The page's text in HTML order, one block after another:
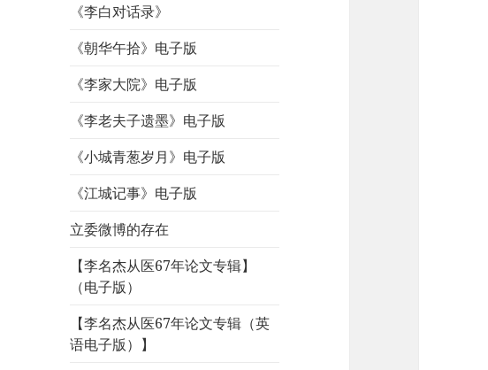
《李白对话录》
《朝华午拾》电子版
《李家大院》电子版
《李老夫子遗墨》电子版
《小城青葱岁月》电子版
《江城记事》电子版
立委微博的存在
【李名杰从医67年论文专辑】
（电子版）
【李名杰从医67年论文专辑（英
语电子版）】